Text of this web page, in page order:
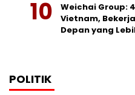
Weichai Group:
Vietnam,
Depan yang
POLITIK